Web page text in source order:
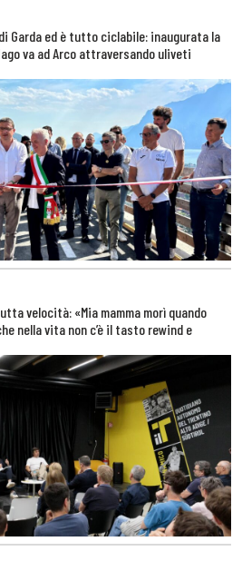
Garda ed è tutto ciclabile: inaugurata la
va ad Arco attraversando uliveti
velocità: «Mia mamma morì quando
nella vita non c’è il tasto rewind e